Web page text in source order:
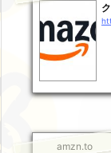
amzn.to